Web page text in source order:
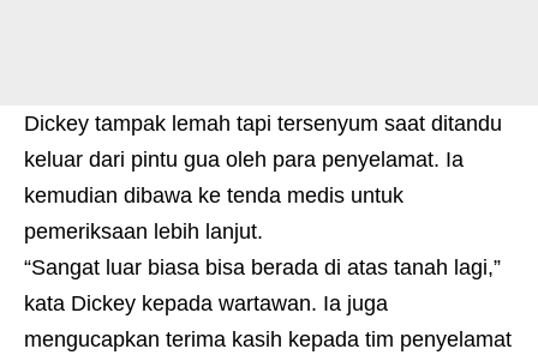
Dickey tampak lemah tapi tersenyum saat ditandu
keluar dari pintu gua oleh para penyelamat. Ia
kemudian dibawa ke tenda medis untuk
pemeriksaan lebih lanjut.
“Sangat luar biasa bisa berada di atas tanah lagi,”
kata Dickey kepada wartawan. Ia juga
mengucapkan terima kasih kepada tim penyelamat